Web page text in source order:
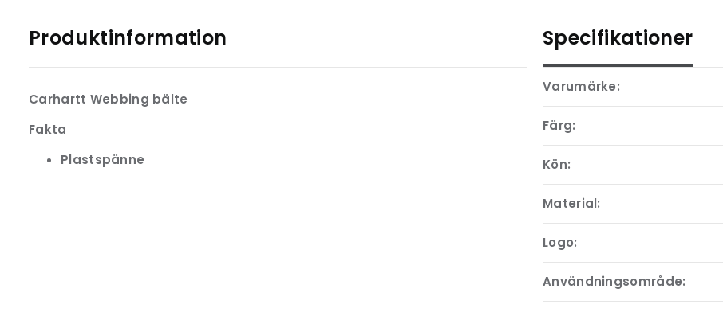
Produktinformation
Carhartt Webbing bälte
Fakta
Plastspänne
Specifikationer
Varumärke:
Färg:
Kön:
Material:
Logo:
Användningsområde: